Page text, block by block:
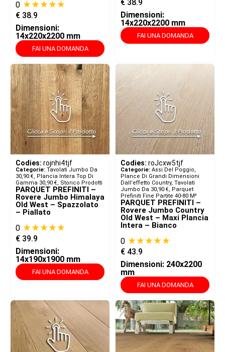
0 ★★★★★
€ 38.9
Dimensioni:
14x220x2200 mm
FAI UNA DOMANDA
€ 38.9
Dimensioni:
14x220x2200 mm
FAI UNA DOMANDA
Codies: rojnhi4tjf
Categorie: Tavolati Jumbo Da
30,90 €, Plancia Intera Top Di
Gamma 30,90 €, Storico Prodotti
PARQUET PREFINITI –
Rovere Jumbo Himalaya
Old West – Spazzolato
– Piallato
0 ★★★★★
€ 39.9
Dimensioni:
14x190x1900 mm
FAI UNA DOMANDA
Codies: roJcxw5tjf
Categorie: Assi Del Poggio,
Plance Di Grandi Dimensioni
Dall'effetto Country, Tavolati
Jumbo Da 30,90 €, Parquet
Prefiniti Fine Partite 40-80 M²
PARQUET PREFINITI –
Rovere Jumbo Country
Old West – Maxi Plancia
Intera – Bianco
0 ★★★★★
€ 43.9
Dimensioni: 240x2200
mm
FAI UNA DOMANDA